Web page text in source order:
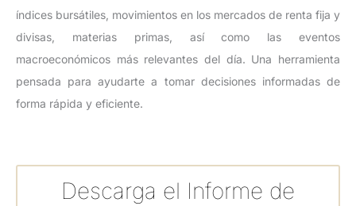
índices bursátiles, movimientos en los mercados de renta fija y
divisas, materias primas, así como las eventos
macroeconómicos más relevantes del día. Una herramienta
pensada para ayudarte a tomar decisiones informadas de
forma rápida y eficiente.
Descarga el Informe de